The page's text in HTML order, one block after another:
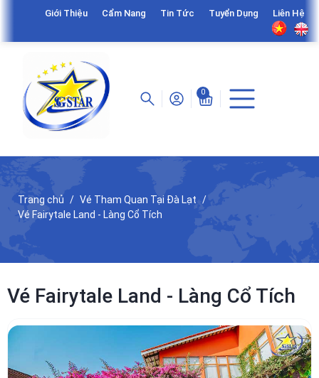
Giới Thiệu Cẩm Nang Tin Tức Tuyển Dụng Liên Hệ
0
Trang chủ
Vé Tham Quan Tại Đà Lạt
Vé Fairytale Land - Làng Cổ Tích
Vé Fairytale Land - Làng Cổ Tích